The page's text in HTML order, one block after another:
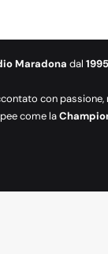
Maradona dal 1995
con
come la